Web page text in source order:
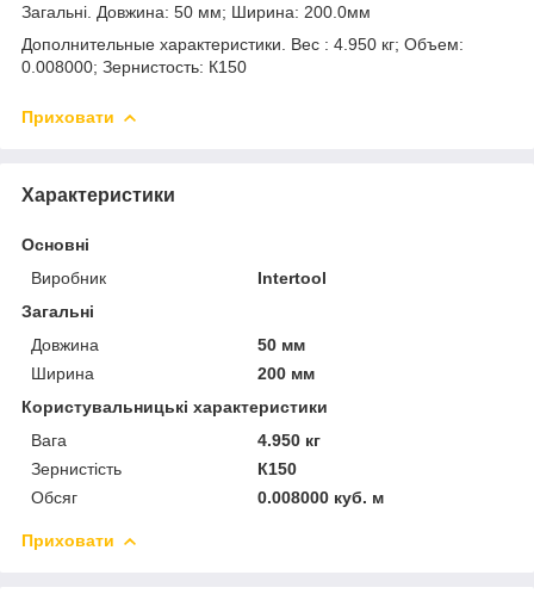
Загальні. Довжина: 50 мм; Ширина: 200.0мм
Дополнительные характеристики. Вес : 4.950 кг; Объем:
0.008000; Зернистость: К150
Приховати
Характеристики
Основні
Виробник
Intertool
Загальні
Довжина
50 мм
Ширина
200 мм
Користувальницькі характеристики
Вага
4.950 кг
Зернистість
К150
Обсяг
0.008000 куб. м
Приховати